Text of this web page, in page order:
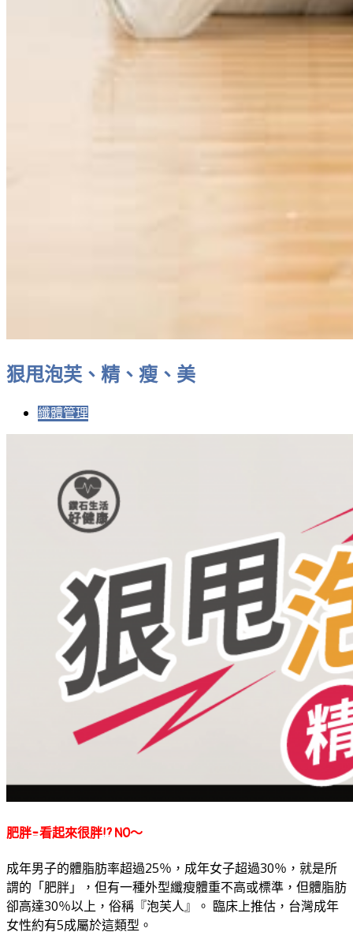
狠甩泡芙、精、瘦、美
纖體管理
肥胖=看起來很胖!? NO～
成年男子的體脂肪率超過25％，成年女子超過30％，就是所
謂的「肥胖」，但有一種外型纖瘦體重不高或標準，但體脂肪
卻高達30％以上，俗稱『泡芙人』。 臨床上推估，台灣成年
女性約有5成屬於這類型。